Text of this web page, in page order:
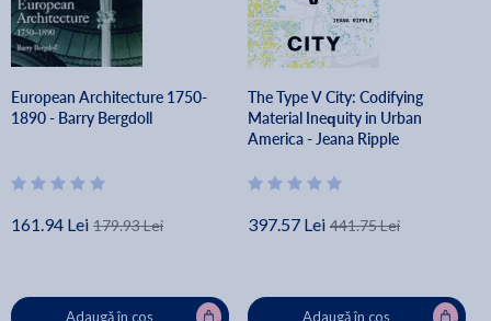
European Architecture 1750-
1890 - Barry Bergdoll
161.94 Lei 179.93 Lei
Adaugă în coș
The Type V City: Codifying
Material Inequity in Urban
America - Jeana Ripple
397.57 Lei 441.75 Lei
Adaugă în coș